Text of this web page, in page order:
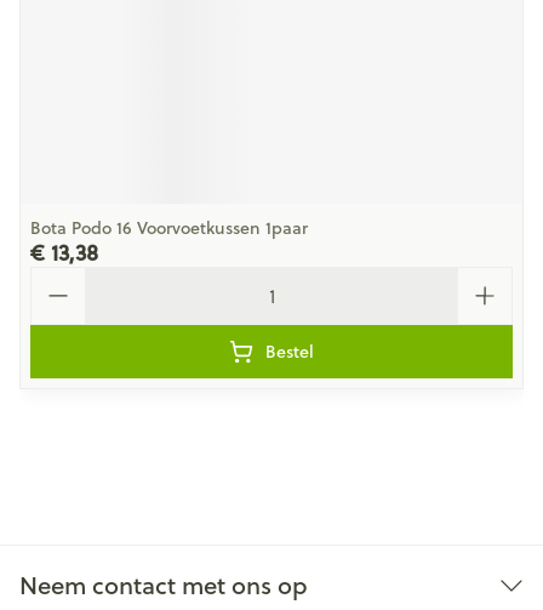
Bota Podo 16 Voorvoetkussen 1paar
€ 13,38
Bestel
Neem contact met ons op